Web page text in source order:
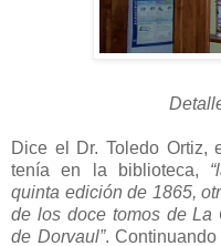
Dice el Dr. Toledo Ortiz,
tenía en la biblioteca,
quinta edición de 1865,
de los doce tomos de La
de Dorvaul”.